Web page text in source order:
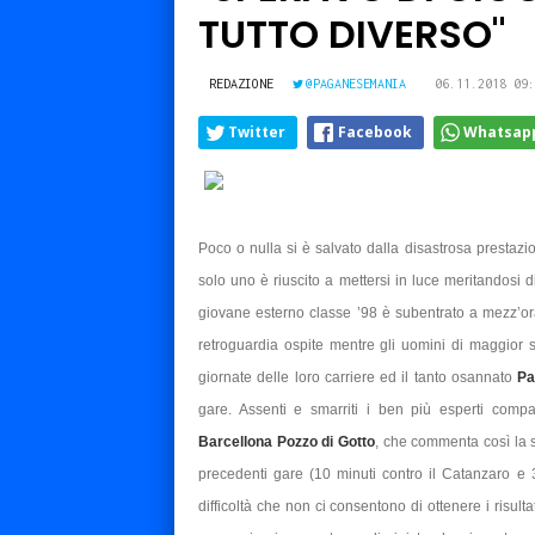
TUTTO DIVERSO"
REDAZIONE @PAGANESEMANIA 06.11.2018
Twitter Facebook
Poco o nulla si è salvato dalla disastrosa
solo uno è riuscito a mettersi in luce meritandosi
giovane esterno classe ’98 è subentrato a
retroguardia ospite mentre gli uomini di maggior
giornate delle loro carriere ed il tanto osannato
gare. Assenti e smarriti i ben più esperti
Barcellona Pozzo di Gotto, che commenta così la
precedenti gare (10 minuti contro il Catanzaro
difficoltà che non ci consentono di ottenere i